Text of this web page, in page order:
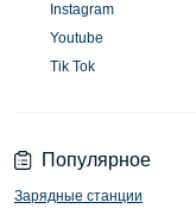
Популярное
Зарядные станции
Instagram
Youtube
Tik Tok